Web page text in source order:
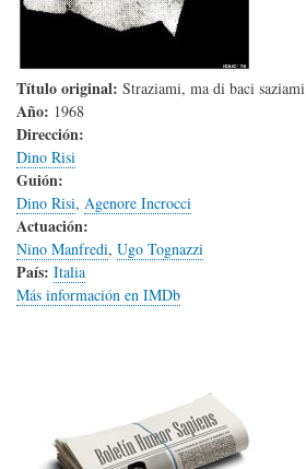
Título original: Straziami, ma di baci saziami
Año: 1968
Dirección:
Dino Risi
Guión:
Dino Risi, Agenore Incrocci
Actuación:
Nino Manfredi, Ugo Tognazzi
País: Italia
Más información en IMDb